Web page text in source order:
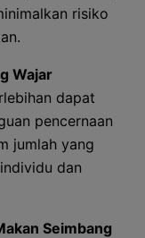
risiko
Wajar
dapat
pencernaan
jumlah yang
dan
Seimbang